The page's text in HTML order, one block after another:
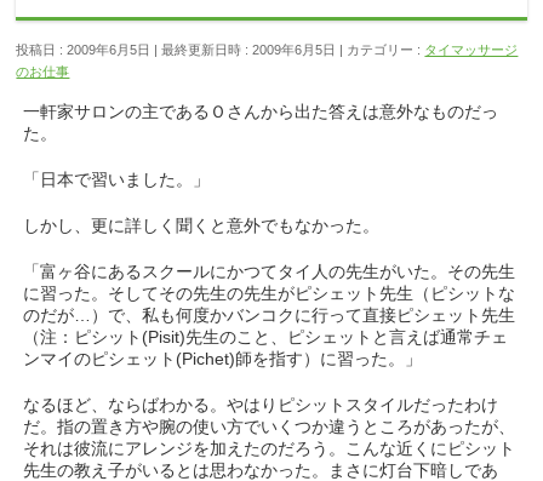
投稿日 : 2009年6月5日 最終更新日時 : 2009年6月5日 カテゴリー : タイマッサージ
のお仕事
一軒家サロンの主であるＯさんから出た答えは意外なものだっ
た。
「日本で習いました。」
しかし、更に詳しく聞くと意外でもなかった。
「富ヶ谷にあるスクールにかつてタイ人の先生がいた。その先生
に習った。そしてその先生の先生がピシェット先生（ピシットな
のだが…）で、私も何度かバンコクに行って直接ピシェット先生
（注：ピシット(Pisit)先生のこと、ピシェットと言えば通常チェ
ンマイのピシェット(Pichet)師を指す）に習った。」
なるほど、ならばわかる。やはりピシットスタイルだったわけ
だ。指の置き方や腕の使い方でいくつか違うところがあったが、
それは彼流にアレンジを加えたのだろう。こんな近くにピシット
先生の教え子がいるとは思わなかった。まさに灯台下暗しであ